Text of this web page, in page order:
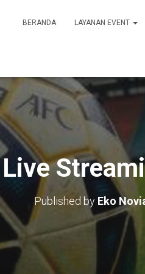
BERANDA LAYANAN EVENT
Published by Eko